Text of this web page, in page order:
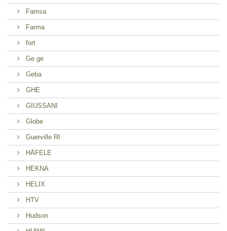
Famsa
Farma
fort
Ge ge
Geba
GHE
GIUSSANI
Globe
Guerville RI
HÄFELE
HEKNA
HELIX
HTV
Hudson